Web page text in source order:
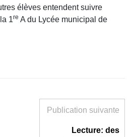
élèves entendent suivre
1re A du Lycée municipal de
Publication suivante
Lecture: des